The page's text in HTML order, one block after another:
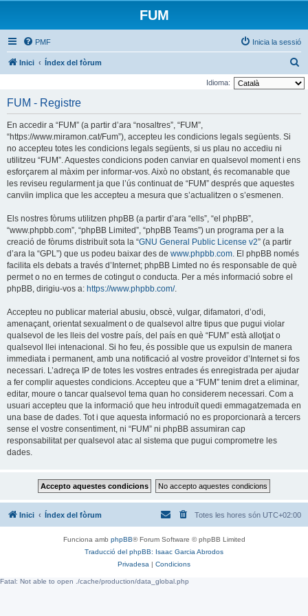
FUM
PMF Inicia la sessió
Inici Índex del fòrum
e
Idioma:
FUM - Registre
En accedir a “FUM” (a partir d’ara “nosaltres”, “FUM”,
“https://www.miramon.cat/Fum”), accepteu les condicions legals següents. Si
no accepteu totes les condicions legals següents, si us plau no accediu ni
utilitzeu “FUM”. Aquestes condicions poden canviar en qualsevol moment i ens
esforçarem al màxim per informar-vos. Això no obstant, és recomanable que
les reviseu regularment ja que l’ús continuat de “FUM” després que aquestes
canvïin implica que les accepteu a mesura que s’actualitzen o s’esmenen.
Els nostres fòrums utilitzen phpBB (a partir d’ara “ells”, “el phpBB”,
“www.phpbb.com”, “phpBB Limited”, “phpBB Teams”) un programa per a la
creació de fòrums distribuït sota la “GNU General Public License v2” (a partir
d’ara la “GPL”) que us podeu baixar des de www.phpbb.com. El phpBB només
facilita els debats a través d’Internet; phpBB Limted no és responsable de què
permet o no en termes de cotingut o conducta. Per a més informació sobre el
phpBB, dirigiu-vos a: https://www.phpbb.com/.
Accepteu no publicar material abusiu, obscè, vulgar, difamatori, d’odi,
amenaçant, orientat sexualment o de qualsevol altre tipus que pugui violar
qualsevol de les lleis del vostre país, del país en què “FUM” està allotjat o
qualsevol llei intenacional. Si ho feu, és possible que us expulsin de manera
immediata i permanent, amb una notificació al vostre proveïdor d’Internet si fos
necessari. L’adreça IP de totes les vostres entrades és enregistrada per ajudar
a fer complir aquestes condicions. Accepteu que a “FUM” tenim dret a eliminar,
editar, moure o tancar qualsevol tema quan ho considerem necessari. Com a
usuari accepteu que la informació que heu introduït quedi emmagatzemada en
una base de dades. Tot i que aquesta informació no es proporcionarà a tercers
sense el vostre consentiment, ni “FUM” ni phpBB assumiran cap
responsabilitat per qualsevol atac al sistema que pugui comprometre les
dades.
Inici Índex del fòrum Totes les hores són UTC+02:00
Funciona amb phpBB® Forum Software © phpBB Limited
Traducció del phpBB: Isaac Garcia Abrodos
Privadesa | Condicions
Fatal: Not able to open ./cache/production/data_global.php